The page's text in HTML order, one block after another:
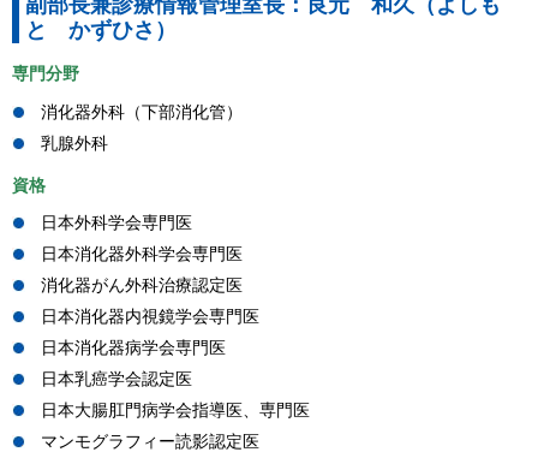
副部長兼診療情報管理室長：良元 和久（よしも
と かずひさ）
専門分野
消化器外科（下部消化管）
乳腺外科
資格
日本外科学会専門医
日本消化器外科学会専門医
消化器がん外科治療認定医
日本消化器内視鏡学会専門医
日本消化器病学会専門医
日本乳癌学会認定医
日本大腸肛門病学会指導医、専門医
マンモグラフィー読影認定医